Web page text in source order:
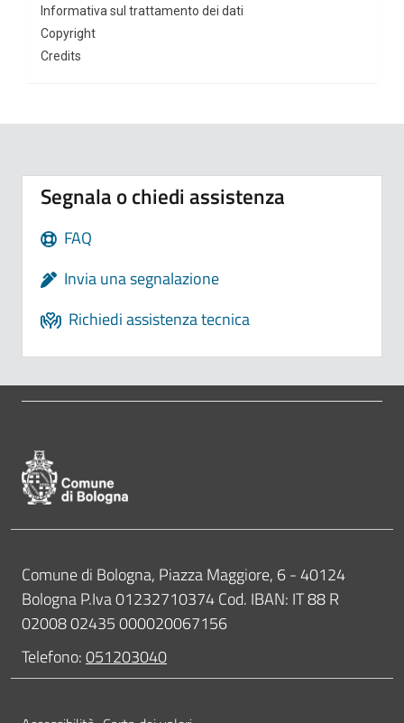
Informativa sul trattamento dei dati
Copyright
Credits
Segnala o chiedi assistenza
FAQ
Invia una segnalazione
Richiedi assistenza tecnica
Contatti
Comune di Bologna, Piazza Maggiore, 6 - 40124
Bologna P.Iva 01232710374 Cod. IBAN: IT 88 R
02008 02435 000020067156
Telefono:051203040